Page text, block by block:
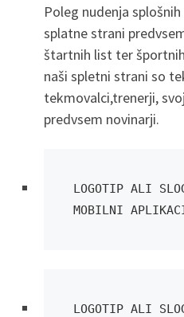
Poleg nudenja
splatne strani
štartnih list ter
naši spletni strani so
tekmovalci,trenerji,
predvsem novinarji.
LOGOTIP ALI
MOBILNI
LOGOTIP ALI